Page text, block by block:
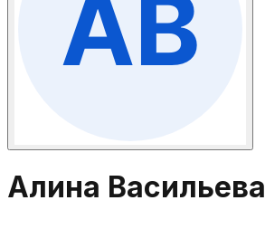
Алина Васильева